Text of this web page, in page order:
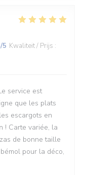
/5 Kwaliteit / Prijs :
service est
que les plats
escargots en
! Carte variée, la
de bonne taille
pour la déco,